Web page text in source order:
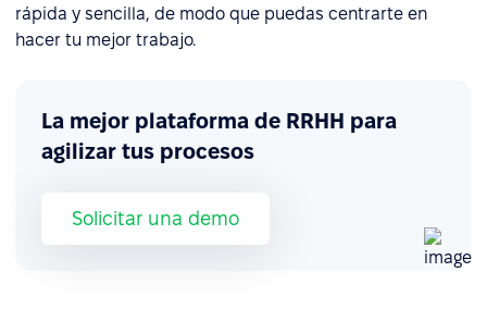
rápida y sencilla, de modo que puedas centrarte en
hacer tu mejor trabajo.
La mejor plataforma de RRHH para
agilizar tus procesos
Solicitar una demo